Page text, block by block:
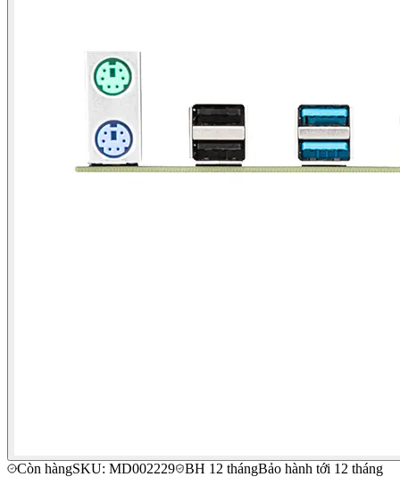
Còn hàngSKU: MD002229 BH 12 thángBảo hành tới 12 tháng